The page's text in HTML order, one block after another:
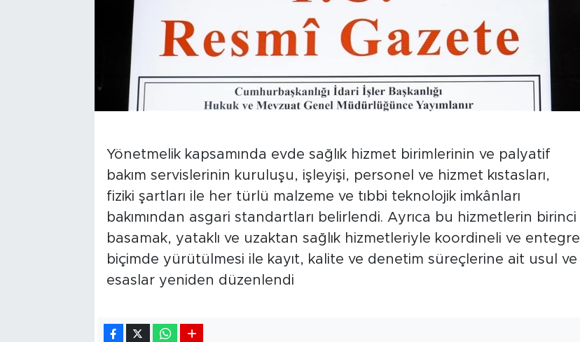
Yönetmelik kapsamında evde sağlık hizmet birimlerinin ve palyatif
bakım servislerinin kuruluşu, işleyişi, personel ve hizmet kıstasları,
fiziki şartları ile her türlü malzeme ve tıbbi teknolojik imkânları
bakımından asgari standartları belirlendi. Ayrıca bu hizmetlerin birinci
basamak, yataklı ve uzaktan sağlık hizmetleriyle koordineli ve entegre
biçimde yürütülmesi ile kayıt, kalite ve denetim süreçlerine ait usul ve
esaslar yeniden düzenlendi